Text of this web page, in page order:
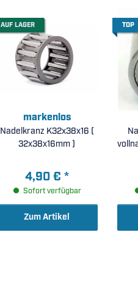
AUF LAGER
markenlos
Nadelkranz K32x38x16 (
32x38x16mm )
4,90 € *
Sofort verfügbar
Zum Artikel
TOP